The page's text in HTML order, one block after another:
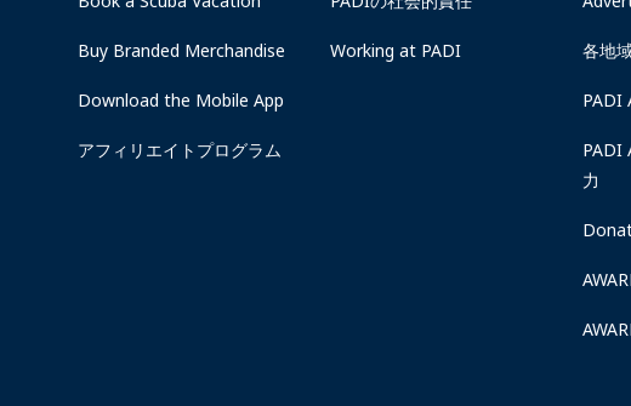
Buy Branded Merchandise
Download the Mobile App
アフィリエイトプログラム
Working at PADI 各地
PADI
PADI
力